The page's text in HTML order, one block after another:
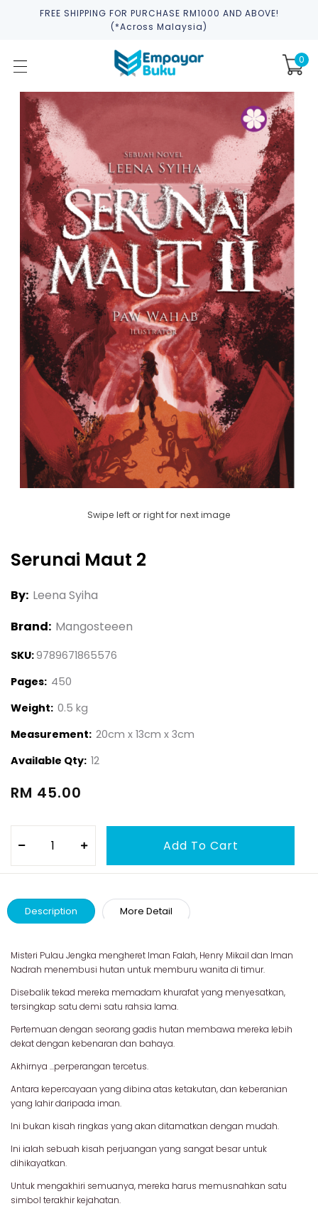
FREE SHIPPING FOR PURCHASE RM1000 AND ABOVE!
(*across Malaysia)
0
Swipe left or right for next image
Serunai Maut 2
By: Leena Syiha
Brand: Mangosteeen
SKU:9789671865576
Pages: 450
Weight: 0.5 kg
Measurement: 20cm x 13cm x 3cm
Available Qty: 12
RM 45.00
Description More Detail
Misteri Pulau Jengka mengheret Iman Falah, Henry Mikail dan Iman
Nadrah menembusi hutan untuk memburu wanita di timur.
Disebalik tekad mereka memadam khurafat yang menyesatkan,
tersingkap satu demi satu rahsia lama.
Pertemuan dengan seorang gadis hutan membawa mereka lebih
dekat dengan kebenaran dan bahaya.
Akhirnya ...perperangan tercetus.
Antara kepercayaan yang dibina atas ketakutan, dan keberanian
yang lahir daripada iman.
Ini bukan kisah ringkas yang akan ditamatkan dengan mudah.
Ini ialah sebuah kisah perjuangan yang sangat besar untuk
dihikayatkan.
Untuk mengakhiri semuanya, mereka harus memusnahkan satu
simbol terakhir kejahatan.